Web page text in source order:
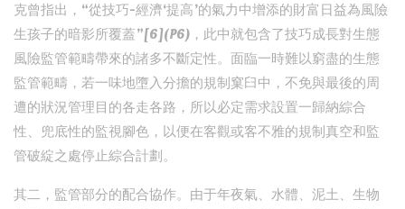
克曾指出，“從技巧-經濟‘提高’的氣力中增添的財富日益為風險
生孩子的暗影所覆蓋”[6](P6)，此中就包含了技巧成長對生態
風險監管範疇帶來的諸多不斷定性。面臨一時難以窮盡的生態
監管範疇，若一味地墮入分擔的規制窠臼中，不免與最後的周
遭的狀況管理目的各走各路，所以必定需求設置一歸納綜合
性、兜底性的監視腳色，以便在客觀或客不雅的規制真空和監
管破綻之處停止綜合計劃。
其二，監管部分的配合協作。由于年夜氣、水體、泥土、生物